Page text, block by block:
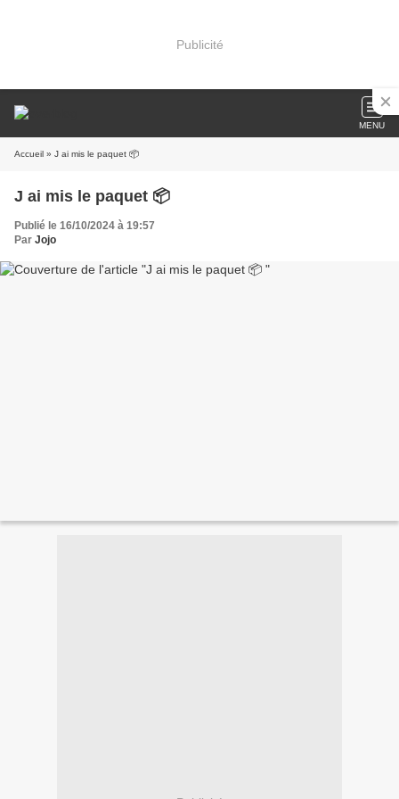
Publicité
MENU
Accueil » J ai mis le paquet 📦
J ai mis le paquet 📦
Publié le 16/10/2024 à 19:57
Par Jojo